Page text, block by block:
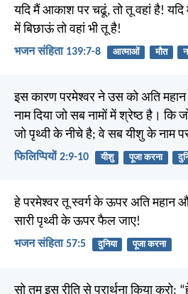
यदि मैं आकाश पर चढूं, तो तू वहां है! यदि
में बिछाऊं तो वहां भी तू है!
भजन संहिता 139:7-8 आत्माओं मौत
इस कारण परमेश्वर ने उस को अति
नाम दिया जो सब नामों में श्रेष्ठ है। कि
जो पृथ्वी के नीचे है; वे सब यीशु के नाम
फिलिप्पियों 2:9-10 यीशु पूजा करना
हे परमेश्वर तू स्वर्ग के ऊपर अति महान
सारी पृथ्वी के ऊपर फैल जाए!
भजन संहिता 57:5 दुनिया पूजा करना
सो तुम इस रीति से प्रार्थना किया करो;